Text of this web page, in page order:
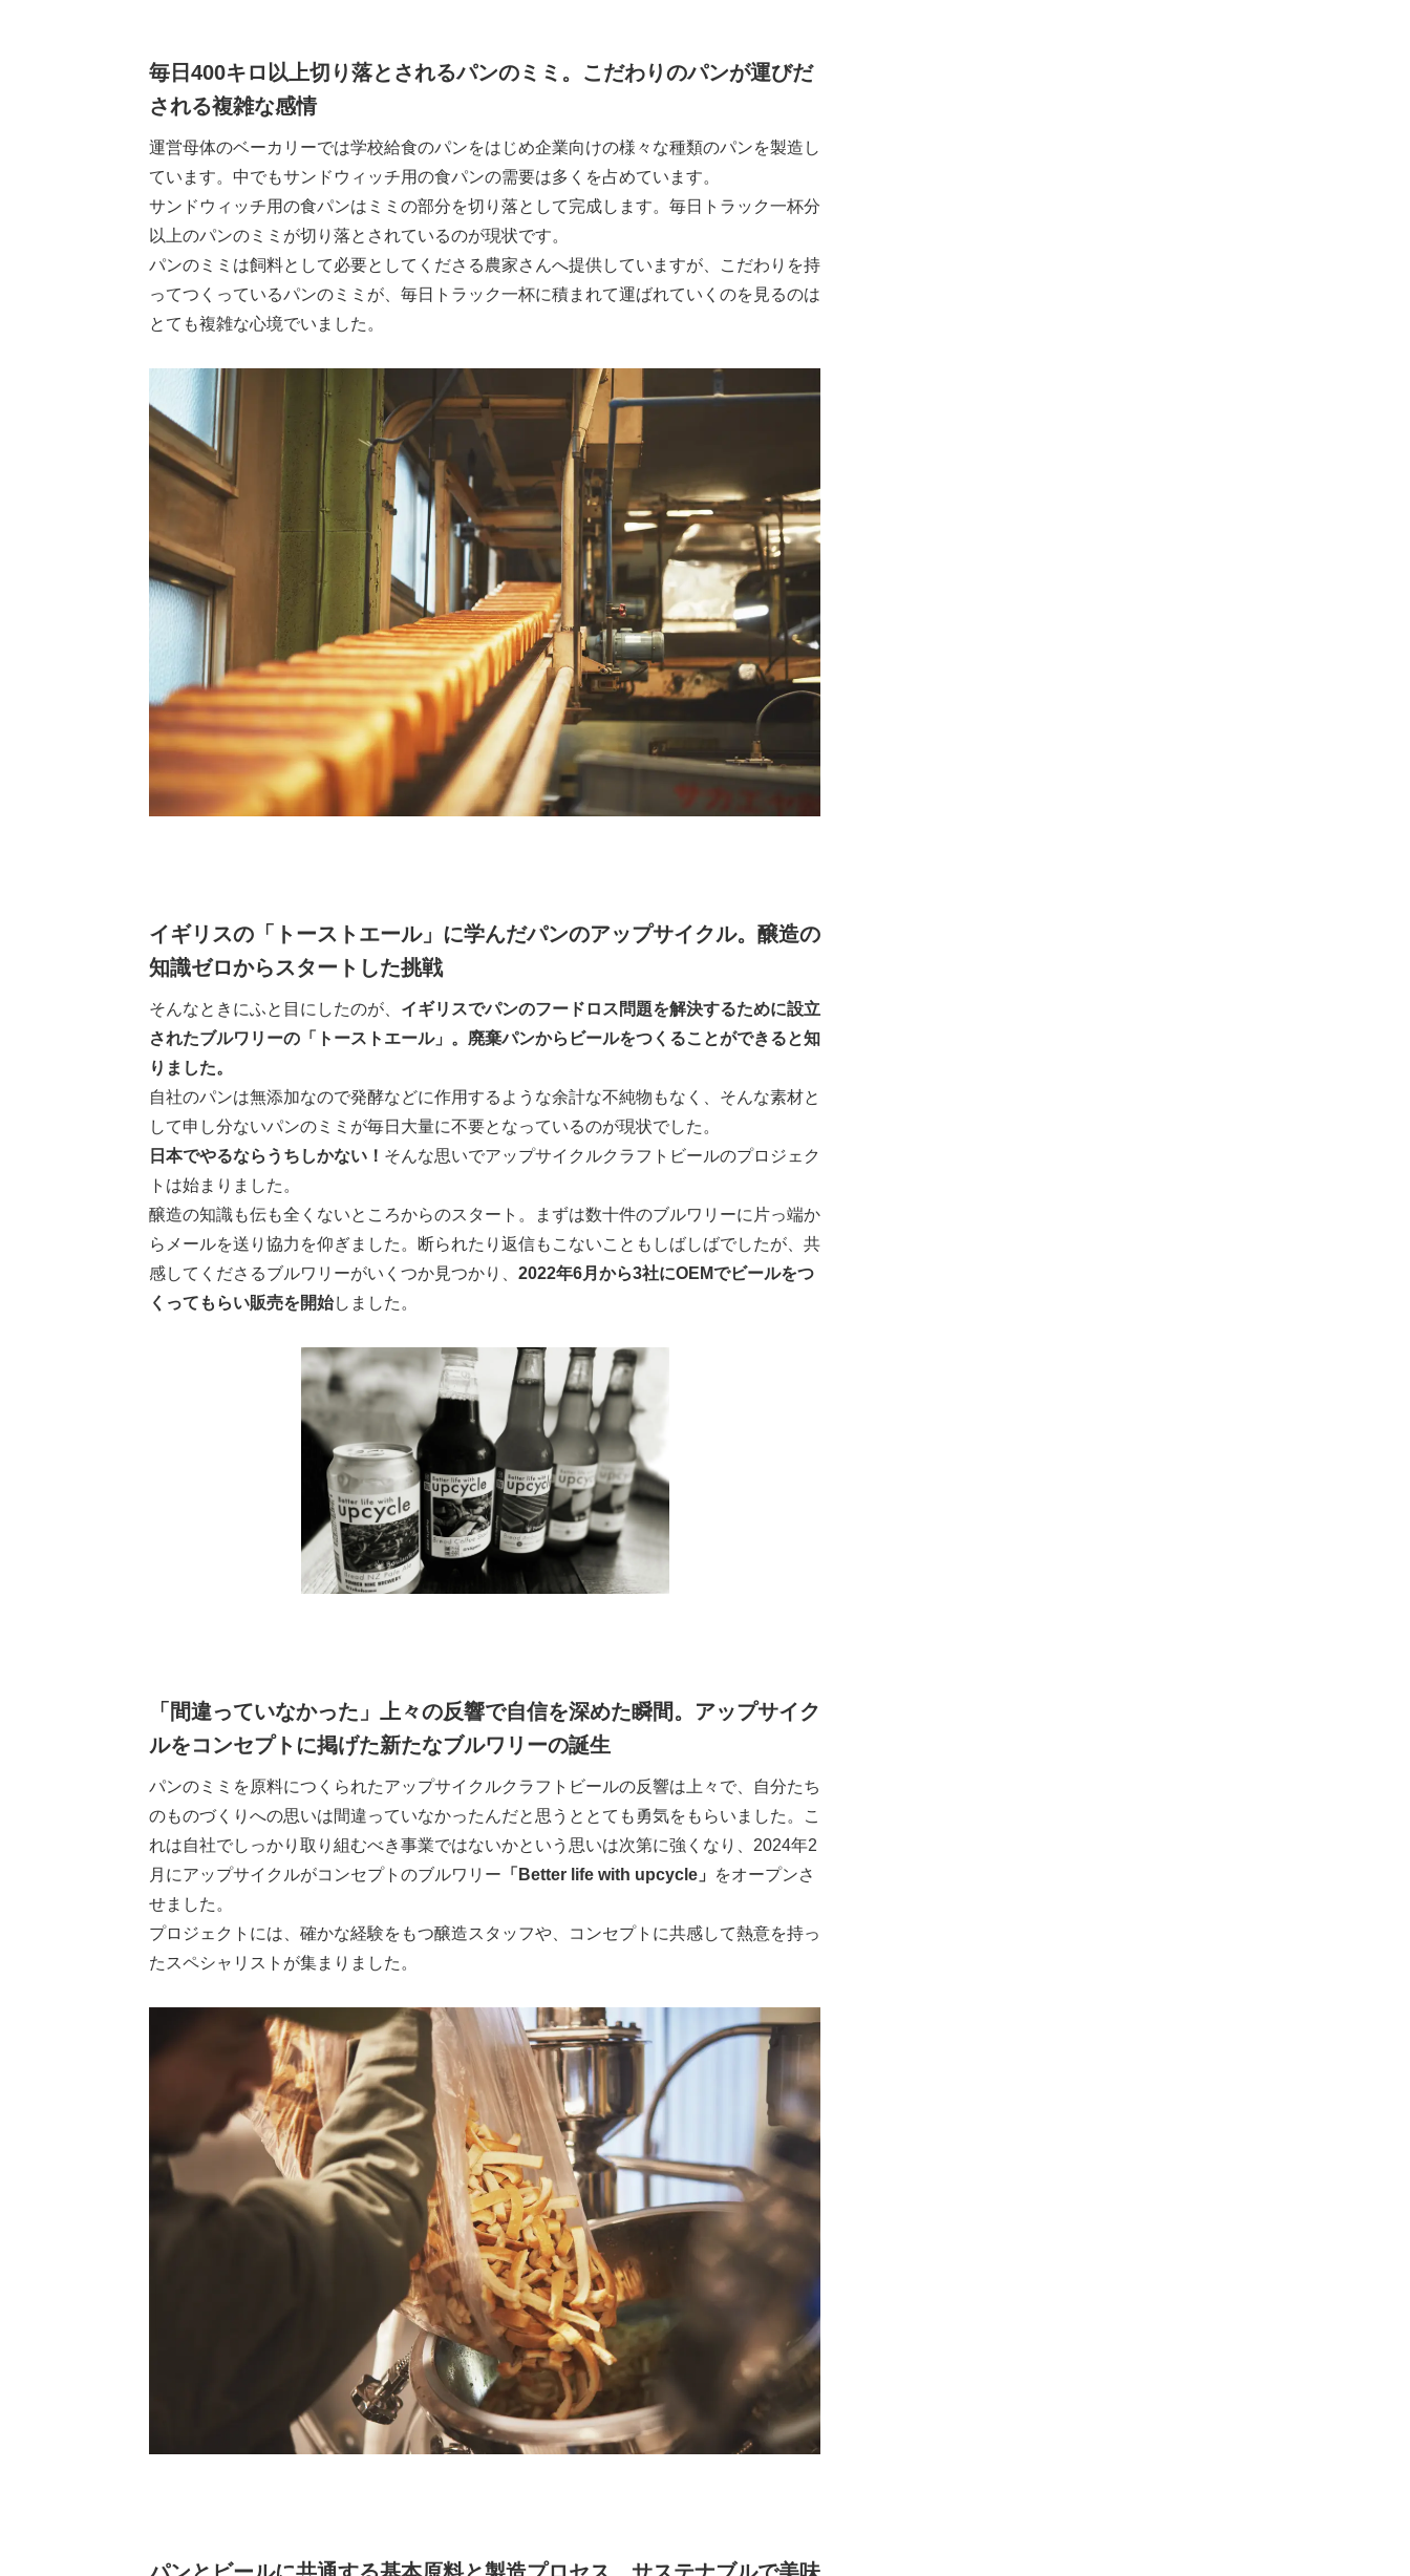
毎日400キロ以上切り落とされるパンのミミ。こだわりのパンが運びだ
される複雑な感情
運営母体のベーカリーでは学校給食のパンをはじめ企業向けの様々な種類のパンを製造し
ています。中でもサンドウィッチ用の食パンの需要は多くを占めています。
サンドウィッチ用の食パンはミミの部分を切り落として完成します。毎日トラック一杯分
以上のパンのミミが切り落とされているのが現状です。
パンのミミは飼料として必要としてくださる農家さんへ提供していますが、こだわりを持
ってつくっているパンのミミが、毎日トラック一杯に積まれて運ばれていくのを見るのは
とても複雑な心境でいました。
イギリスの「トーストエール」に学んだパンのアップサイクル。醸造の
知識ゼロからスタートした挑戦
そんなときにふと目にしたのが、 イギリスでパンのフードロス問題を解決するために設立
されたブルワリーの「トーストエール」。廃棄パンからビールをつくることができると知
りました。
自社のパンは無添加なので発酵などに作用するような余計な不純物もなく、そんな素材と
して申し分ないパンのミミが毎日大量に不要となっているのが現状でした。
日本でやるならうちしかない！ そんな思いでアップサイクルクラフトビールのプロジェク
トは始まりました。
醸造の知識も伝も全くないところからのスタート。まずは数十件のブルワリーに片っ端か
らメールを送り協力を仰ぎました。断られたり返信もこないこともしばしばでしたが、共
感してくださるブルワリーがいくつか見つかり、 2022年6月から3社にOEMでビールをつ
くってもらい販売を開始しました。
「間違っていなかった」上々の反響で自信を深めた瞬間。アップサイク
ルをコンセプトに掲げた新たなブルワリーの誕生
パンのミミを原料につくられたアップサイクルクラフトビールの反響は上々で、自分たち
のものづくりへの思いは間違っていなかったんだと思うととても勇気をもらいました。こ
れは自社でしっかり取り組むべき事業ではないかという思いは次第に強くなり、2024年2
月にアップサイクルがコンセプトのブルワリー 「Better life with upcycle」
をオープンさ
せました。
プロジェクトには、確かな経験をもつ醸造スタッフや、コンセプトに共感して熱意を持っ
たスペシャリストが集まりました。